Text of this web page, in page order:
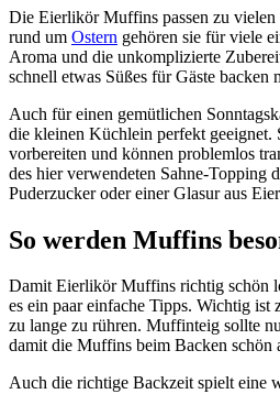
Die Eierlikör Muffins passen zu vielen
rund um Ostern gehören sie für viele
Aroma und die unkomplizierte
schnell etwas Süßes für Gäste backen
Auch für einen gemütlichen
die kleinen Küchlein perfekt geeignet.
vorbereiten und können problemlos
des hier verwendeten Sahne-Topping
Puderzucker oder einer Glasur aus
So werden Muffins
Damit Eierlikör Muffins richtig schön
es ein paar einfache Tipps. Wichtig ist
zu lange zu rühren. Muffinteig sollte
damit die Muffins beim Backen schön
Auch die richtige Backzeit spielt eine